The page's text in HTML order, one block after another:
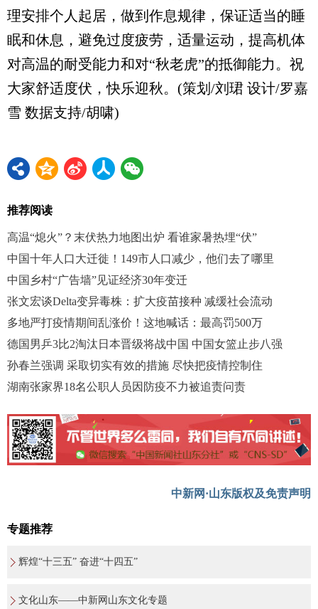
理安排个人起居，做到作息规律，保证适当的睡
眠和休息，避免过度疲劳，适量运动，提高机体
对高温的耐受能力和对“秋老虎”的抵御能力。祝
大家舒适度伏，快乐迎秋。(策划/刘珺 设计/罗嘉
雪 数据支持/胡啸)
推荐阅读
高温“熄火”？末伏热力地图出炉 看谁家暑热埋“伏”
中国十年人口大迁徙！149市人口减少，他们去了哪里
中国乡村“广告墙”见证经济30年变迁
张文宏谈Delta变异毒株：扩大疫苗接种 减缓社会流动
多地严打疫情期间乱涨价！这地喊话：最高罚500万
德国男乒3比2淘汰日本晋级将战中国 中国女篮止步八强
孙春兰强调 采取切实有效的措施 尽快把疫情控制住
湖南张家界18名公职人员因防疫不力被追责问责
中新网·山东版权及免责声明
专题推荐
辉煌“十三五” 奋进“十四五”
文化山东——中新网山东文化专题